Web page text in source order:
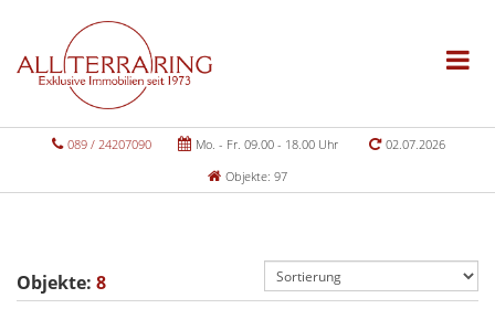
089 / 24207090 Mo. - Fr. 09.00 - 18.00 Uhr
02.07.2026
Objekte: 97
Objekte: 8